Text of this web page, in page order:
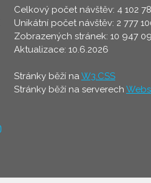
Celkový počet návštěv: 4 102
Unikátní počet návštěv: 2 777
Zobrazených stránek: 10 947
Aktualizace: 10.6.2026
Stránky běží naW3.CSS
Stránky běží na serverech